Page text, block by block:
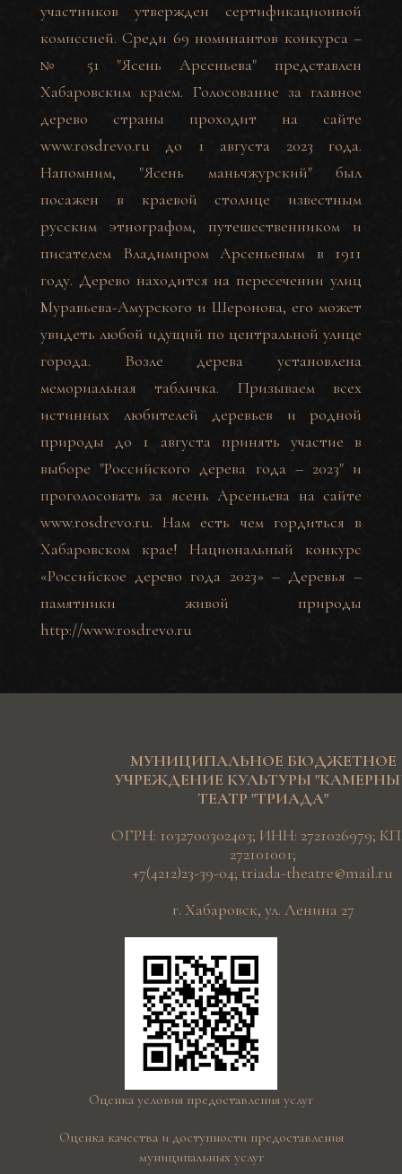
участников утвержден сертификационной
комиссией. Среди 69 номинантов конкурса –
№ 51 "Ясень Арсеньева" представлен
Хабаровским краем. Голосование за главное
дерево страны проходит на сайте
www.rosdrevo.ru до 1 августа 2023 года.
Напомним, "Ясень маньчжурский" был
посажен в краевой столице известным
русским этнографом, путешественником и
писателем Владимиром Арсеньевым в 1911
году. Дерево находится на пересечении улиц
Муравьева-Амурского и Шеронова, его может
увидеть любой идущий по центральной улице
города. Возле дерева установлена
мемориальная табличка. Призываем всех
истинных любителей деревьев и родной
природы до 1 августа принять участие в
выборе "Российского дерева года – 2023" и
проголосовать за ясень Арсеньева на сайте
www.rosdrevo.ru. Нам есть чем гордиться в
Хабаровском крае! Национальный конкурс
«Российское дерево года 2023» – Деревья –
памятники живой природы
http://www.rosdrevo.ru
МУНИЦИПАЛЬНОЕ БЮДЖЕТНОЕ
УЧРЕЖДЕНИЕ КУЛЬТУРЫ
ТЕАТР "ТРИАДА"
ОГРН: 1032700302403; ИНН: 2721026979;
272101001;
+7(4212)23-39-04; triada-theatre@mail.ru
г. Хабаровск, ул. Ленина 27
Оценка условия предоставления услуг
Оценка качества и доступности предоставления
муниципальных услуг